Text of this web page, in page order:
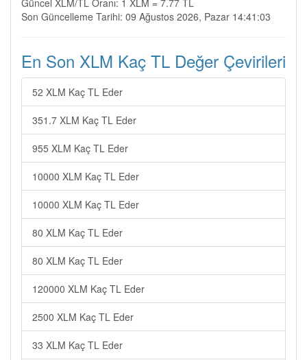
Güncel XLM/TL Oranı: 1 XLM = 7.77 TL
Son Güncelleme Tarihi: 09 Ağustos 2026, Pazar 14:41:03
En Son XLM Kaç TL Değer Çevirileri
52 XLM Kaç TL Eder
351.7 XLM Kaç TL Eder
955 XLM Kaç TL Eder
10000 XLM Kaç TL Eder
10000 XLM Kaç TL Eder
80 XLM Kaç TL Eder
80 XLM Kaç TL Eder
120000 XLM Kaç TL Eder
2500 XLM Kaç TL Eder
33 XLM Kaç TL Eder